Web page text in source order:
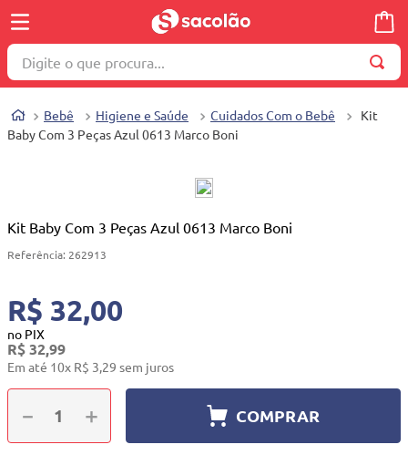
Digite o que procura...
Bebê Higiene e Saúde Cuidados Com o Bebê
Kit
Baby Com 3 Peças Azul 0613 Marco Boni
Kit Baby Com 3 Peças Azul 0613 Marco Boni
Referência: 262913
R$ 32,00
no PIX
R$32,99
Em até 10x R$ 3,29 sem juros
＋
－ COMPRAR
1º
wella
4º
toalha
10
quadriciclo